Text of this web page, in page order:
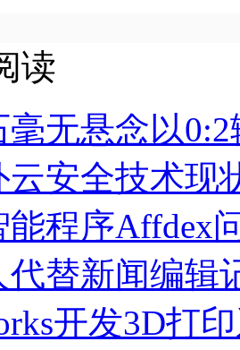
读
毫无悬念以
云安全技术现
能程序Affdex
代替新闻编辑
开发3D打